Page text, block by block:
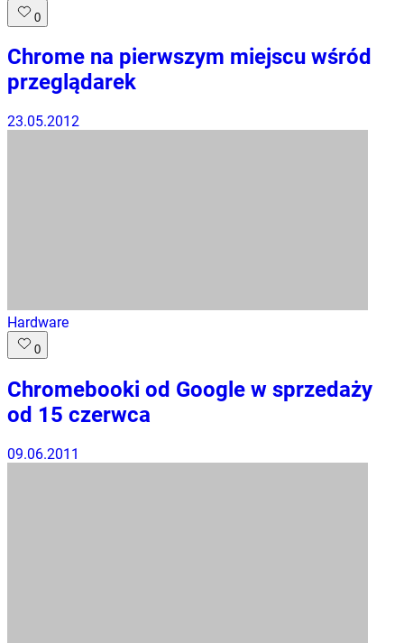
0
Chrome na pierwszym miejscu wśród
przeglądarek
23.05.2012
Hardware
0
Chromebooki od Google w sprzedaży
od 15 czerwca
09.06.2011